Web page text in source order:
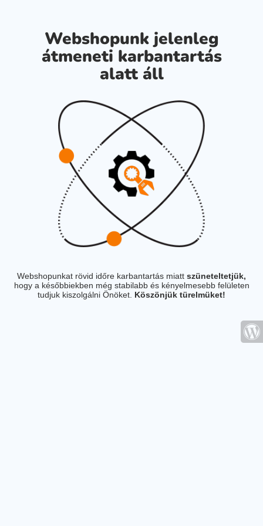
Webshopunk jelenleg
átmeneti karbantartás
alatt áll
Webshopunkat rövid időre karbantartás miatt szüneteltetjük,
hogy a későbbiekben még stabilabb és kényelmesebb felületen
tudjuk kiszolgálni Önöket. Köszönjük türelmüket!